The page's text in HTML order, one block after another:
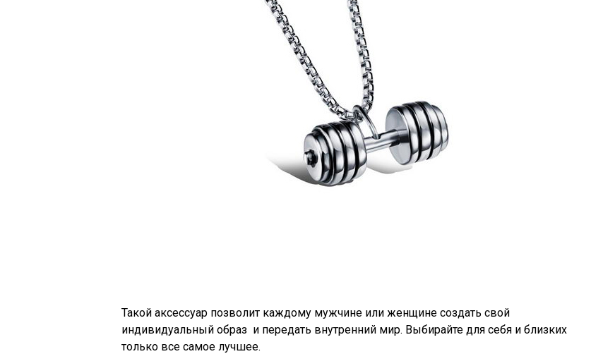
Такой аксессуар позволит каждому мужчине или женщине создать свой
индивидуальный образ и передать внутренний мир. Выбирайте для себя и близких
только все самое лучшее.